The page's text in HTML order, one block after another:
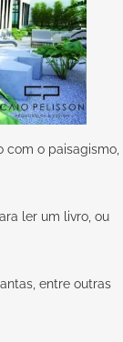
o paisagismo,
ler um livro, ou
entre outras